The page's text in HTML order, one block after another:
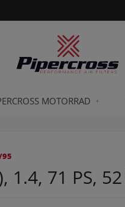
MOTORRAD
95
1.4, 71 PS,